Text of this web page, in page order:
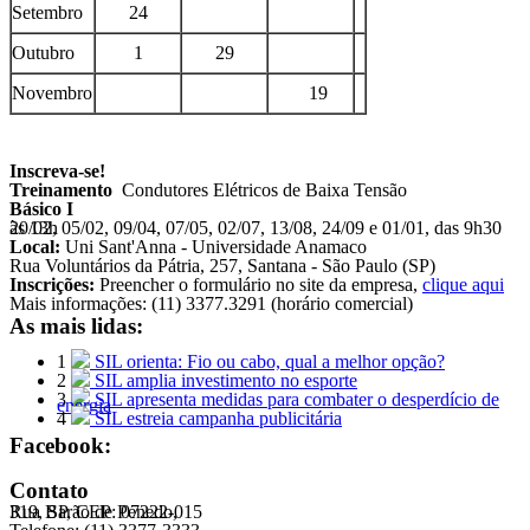
Setembro
24
Outubro
1
29
Novembro
19
Inscreva-se!
Treinamento Condutores Elétricos de Baixa Tensão
Básico I
20/02, 05/02, 09/04, 07/05, 02/07, 13/08, 24/09 e 01/01, das 9h30 às 13h
Local: Uni Sant'Anna - Universidade Anamaco
Rua Voluntários da Pátria, 257, Santana - São Paulo (SP)
Inscrições: Preencher o formulário no site da empresa, clique aqui
Mais informações: (11) 3377.3291 (horário comercial)
As mais lidas:
1
SIL orienta: Fio ou cabo, qual a melhor opção?
2
SIL amplia investimento no esporte
3
SIL apresenta medidas para combater o desperdício de
energia
4 SIL estreia campanha publicitária
Facebook:
Contato
Rua Barão de Penedo,
319, SP, CEP: 07222-015